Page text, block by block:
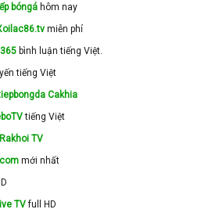
bóngá hôm nay
miễn phí
bình luận tiếng Việt.
tiếng Việt
Cakhia
tiếng Việt
TV
mới nhất
TVfull HD